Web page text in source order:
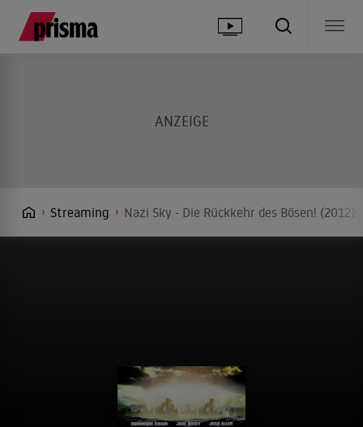
Streaming Nazi Sky - Die Rückkehr des Bösen!